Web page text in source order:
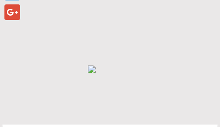
Twitter